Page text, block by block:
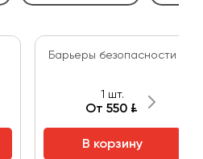
Барьеры безопасности
1 шт.
От 550 ₽
В корзину